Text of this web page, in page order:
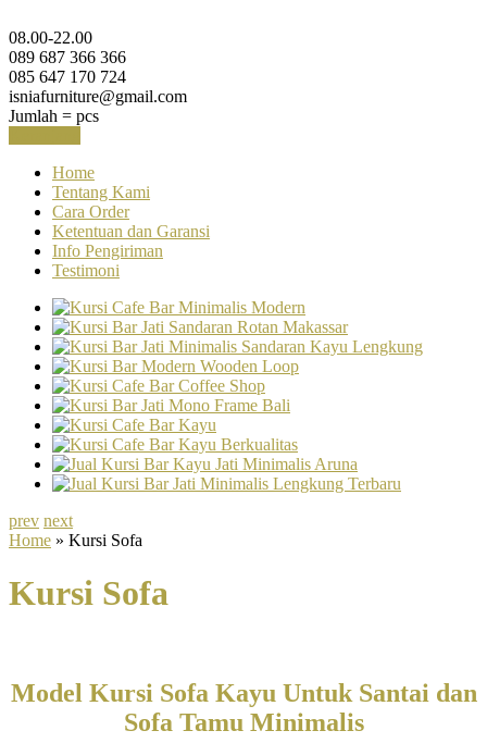
08.00-22.00
089 687 366 366
085 647 170 724
isniafurniture@gmail.com
Jumlah = pcs
Home
Tentang Kami
Cara Order
Ketentuan dan Garansi
Info Pengiriman
Testimoni
prev next
Home » Kursi Sofa
Kursi Sofa
Model Kursi Sofa Kayu Untuk Santai dan
Sofa Tamu Minimalis